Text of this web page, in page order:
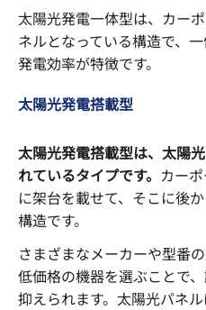
太陽光発電一体型は、カー
ネルとなっている構造で、
発電効率が特徴です。
太陽光発電搭載型
太陽光発電搭載型は、太陽
れているタイプです。 カー
に架台を載せて、そこに後
構造です。
さまざまなメーカーや型番
低価格の機器を選ぶことで
抑えられます。太陽光パネ